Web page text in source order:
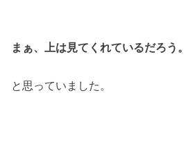
まぁ、上は見てくれているだろう。
と思っていました。